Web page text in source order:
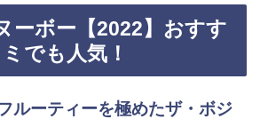
ーボー【2022】おすす
でも人気！
ルーティーを極めたザ・ボジ